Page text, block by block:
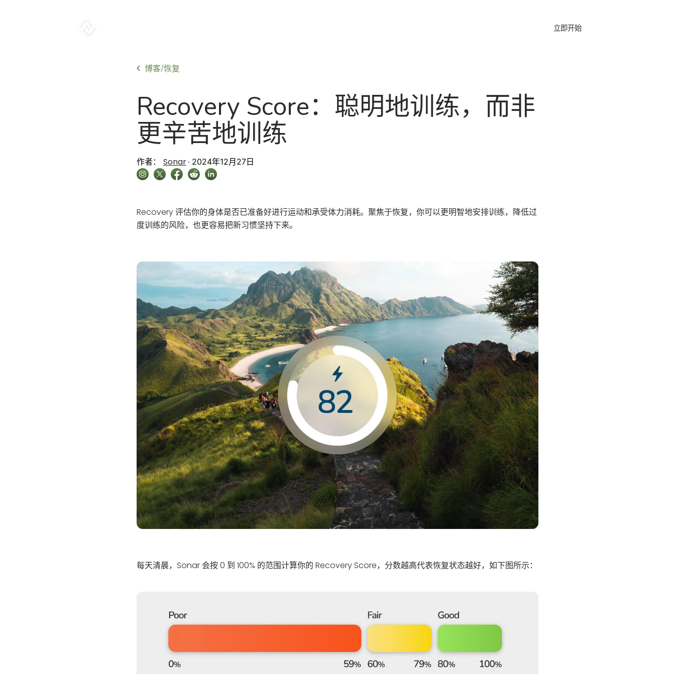
立即开始
博客/恢复
Recovery Score：聪明地训练，而非
更辛苦地训练
作者： Sonar 2024年12月27日
Recovery 评估你的身体是否已准备好进行运动和承受体力消耗。聚焦于恢复，你可以更明智地安排训练，降低过
度训练的风险，也更容易把新习惯坚持下来。
每天清晨，Sonar 会按 0 到 100% 的范围计算你的 Recovery Score，分数越高代表恢复状态越好，如下图所示：